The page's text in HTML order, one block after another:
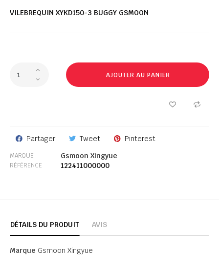
VILEBREQUIN XYKD150-3 BUGGY GSMOON
AJOUTER AU PANIER
Partager Tweet Pinterest
MARQUE Gsmoon Xingyue
RÉFÉRENCE 122411000000
DÉTAILS DU PRODUIT AVIS
Marque Gsmoon Xingyue